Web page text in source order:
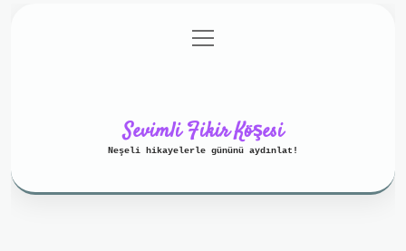
Gizlilik Politikası
menüyü
aç
Sevimli Fikir Köşesi
Neşeli hikayelerle gününü aydınlat!